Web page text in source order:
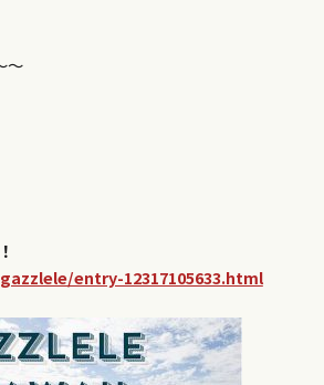
～
entry-12317105633.html